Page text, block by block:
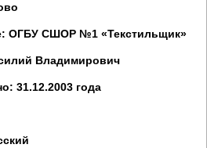
ОГБУ СШОР №1 «Текстильщик»
Владимирович
31.12.2003 года